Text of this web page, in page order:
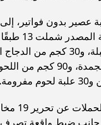
الحملات في ضبط 104 علبة
ومتنوعة
المفرومة، و150 كجم من